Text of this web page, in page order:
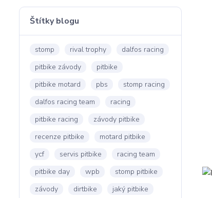
Štítky blogu
stomp rival trophy
dalfos racing
pitbike závody
pitbike
pitbike motard
pbs
stomp racing
dalfos racing team
racing
pitbike racing
závody pitbike
recenze pitbike
motard pitbike
ycf
servis pitbike
racing team
pitbike day
wpb
stomp pitbike
závody
dirtbike
jaký pitbike